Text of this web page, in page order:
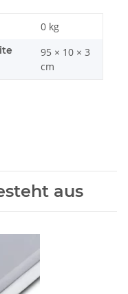
0 kg
95 × 10 × 3
cm
aus